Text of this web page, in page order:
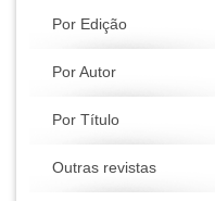
Por Edição
Por Autor
Por Título
Outras revistas